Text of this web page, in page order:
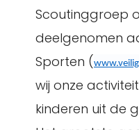
Scoutinggroep
deelgenomen
Sporten (
wij onze
kinderen uit de